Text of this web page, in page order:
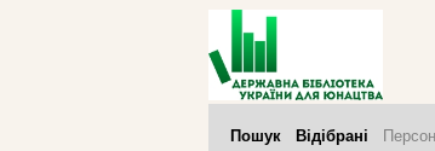
Пошук Відібрані